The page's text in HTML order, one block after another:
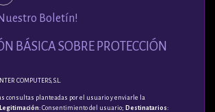
Boletín!
BÁSICA SOBRE PROTECCIÓN
COMPUTERS, S.L.
consultas planteadas por el usuario y enviarle la
Legitimación: Consentimiento del usuario; Destinatarios: